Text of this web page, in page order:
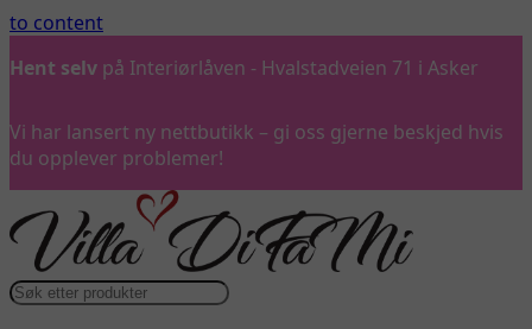
to content
Hent selv på Interiørlåven - Hvalstadveien 71 i Asker
Vi har lansert ny nettbutikk – gi oss gjerne beskjed hvis
du opplever problemer!